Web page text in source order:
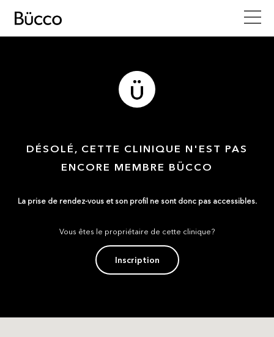
DÉSOLÉ, CETTE CLINIQUE N'EST PAS
ENCORE MEMBRE BÜCCO
La prise de rendez-vous et son profil ne sont donc pas accessibles.
Vous êtes le propriétaire de cette clinique?
Inscription